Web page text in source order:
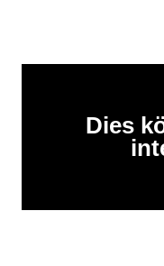
Dies